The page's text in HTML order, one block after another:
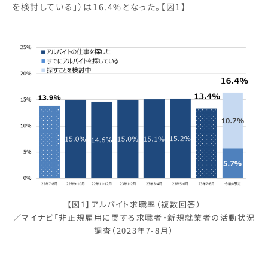
を検討している」）は16.4%となった。【図1】
【図1】アルバイト求職率（複数回答）
／マイナビ「非正規雇用に関する求職者・新規就業者の活動状況
調査（2023年7-8月）